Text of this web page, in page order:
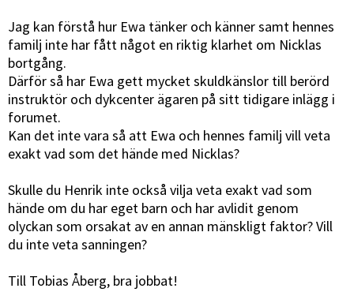
Jag kan förstå hur Ewa tänker och känner samt hennes
familj inte har fått något en riktig klarhet om Nicklas
bortgång.
Därför så har Ewa gett mycket skuldkänslor till berörd
instruktör och dykcenter ägaren på sitt tidigare inlägg i
forumet.
Kan det inte vara så att Ewa och hennes familj vill veta
exakt vad som det hände med Nicklas?
Skulle du Henrik inte också vilja veta exakt vad som
hände om du har eget barn och har avlidit genom
olyckan som orsakat av en annan mänskligt faktor? Vill
du inte veta sanningen?
Till Tobias Åberg, bra jobbat!